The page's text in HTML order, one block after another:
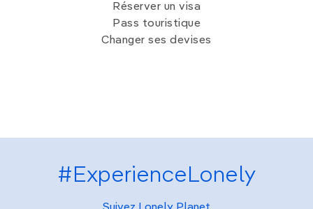
Réserver un visa
Pass touristique
Changer ses devises
#ExperienceLonely